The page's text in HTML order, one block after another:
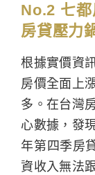
No.2 七
房貸壓力
根據實價資
房價全面上
多。在台灣
心數據，發
年第四季房
資收入無法